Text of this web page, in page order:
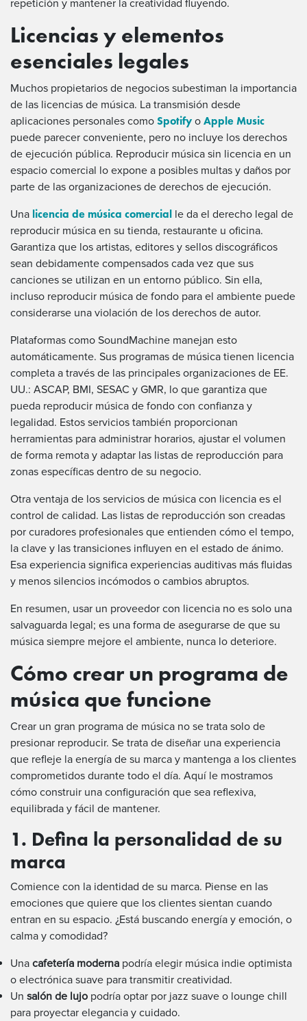
repetición y mantener la creatividad fluyendo.
Licencias y elementos
esenciales legales
Muchos propietarios de negocios subestiman la importancia
de las licencias de música. La transmisión desde
aplicaciones personales como Spotify o Apple Music
puede parecer conveniente, pero no incluye los derechos
de ejecución pública. Reproducir música sin licencia en un
espacio comercial lo expone a posibles multas y daños por
parte de las organizaciones de derechos de ejecución.
Una licencia de música comercial le da el derecho legal de
reproducir música en su tienda, restaurante u oficina.
Garantiza que los artistas, editores y sellos discográficos
sean debidamente compensados cada vez que sus
canciones se utilizan en un entorno público. Sin ella,
incluso reproducir música de fondo para el ambiente puede
considerarse una violación de los derechos de autor.
Plataformas como SoundMachine manejan esto
automáticamente. Sus programas de música tienen licencia
completa a través de las principales organizaciones de EE.
UU.: ASCAP, BMI, SESAC y GMR, lo que garantiza que
pueda reproducir música de fondo con confianza y
legalidad. Estos servicios también proporcionan
herramientas para administrar horarios, ajustar el volumen
de forma remota y adaptar las listas de reproducción para
zonas específicas dentro de su negocio.
Otra ventaja de los servicios de música con licencia es el
control de calidad. Las listas de reproducción son creadas
por curadores profesionales que entienden cómo el tempo,
la clave y las transiciones influyen en el estado de ánimo.
Esa experiencia significa experiencias auditivas más fluidas
y menos silencios incómodos o cambios abruptos.
En resumen, usar un proveedor con licencia no es solo una
salvaguarda legal; es una forma de asegurarse de que su
música siempre mejore el ambiente, nunca lo deteriore.
Cómo crear un programa de
música que funcione
Crear un gran programa de música no se trata solo de
presionar reproducir. Se trata de diseñar una experiencia
que refleje la energía de su marca y mantenga a los clientes
comprometidos durante todo el día. Aquí le mostramos
cómo construir una configuración que sea reflexiva,
equilibrada y fácil de mantener.
1. Defina la personalidad de su
marca
Comience con la identidad de su marca. Piense en las
emociones que quiere que los clientes sientan cuando
entran en su espacio. ¿Está buscando energía y emoción, o
calma y comodidad?
Una cafetería moderna podría elegir música indie optimista
o electrónica suave para transmitir creatividad.
Un salón de lujo podría optar por jazz suave o lounge chill
para proyectar elegancia y cuidado.